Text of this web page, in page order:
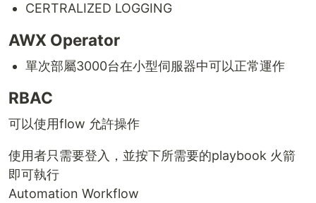
CERTRALIZED LOGGING
AWX Operator
單次部屬3000台在小型伺服器中可以正常運作
RBAC
可以使用flow 允許操作
使用者只需要登入，並按下所需要的playbook 火箭
即可執行
Automation Workflow